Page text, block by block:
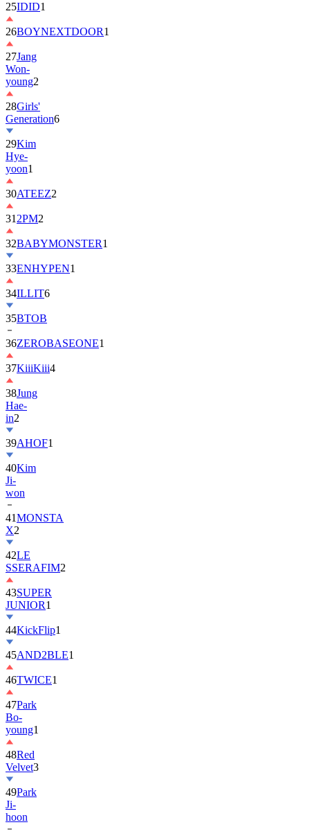
26BOYNEXTDOOR
27Jang
Won-
young2
28Girls'
Generation
29Kim
Hye-
yoon1
30ATEEZ
312PM2
32 BABYMONSTER
33ENHYPEN1
34ILLIT6
35BTOB
36ZEROBASEONE
37KiiiKiii4
38Jung
Hae-
in2
39AHOF
40Kim
Ji-
won
41MONSTA
X
42LE
SSERAFIM
43SUPER
JUNIOR
44KickFlip
45AND2BLE
46TWICE1
47Park
Bo-
young1
48Red
Velvet
49Park
Ji-
hoon
50ALLDAY
PROJECT